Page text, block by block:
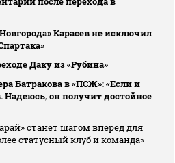
Карасев не исключил
Даку из «Рубина»
Батракова в «ПСЖ»: «Если и
Надеюсь, он получит достойное
станет шагом вперед для
статусный клуб и команда» —